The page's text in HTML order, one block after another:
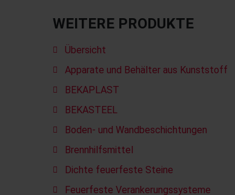
WEITERE PRODUKTE
Übersicht
Apparate und Behälter aus Kunststoff
BEKAPLAST
BEKASTEEL
Boden- und Wandbeschichtungen
Brennhilfsmittel
Dichte feuerfeste Steine
Feuerfeste Verankerungssysteme